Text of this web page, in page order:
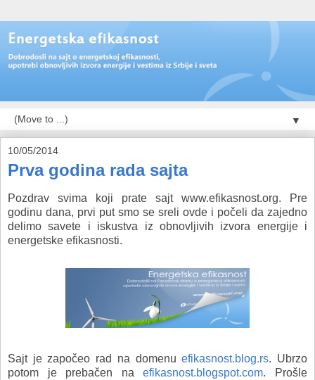
▼
10/05/2014
Prva godina rada sajta
Pozdrav svima koji prate sajt www.efikasnost.org. Pre
godinu dana, prvi put smo se sreli ovde i počeli da zajedno
delimo savete i iskustva iz obnovljivih izvora energije i
energetske efikasnosti.
Sajt je započeo rad na domenuefikasnost.blog.rs. Ubrzo
potom je prebačen naefikasnost.blogspot.com. Prošle